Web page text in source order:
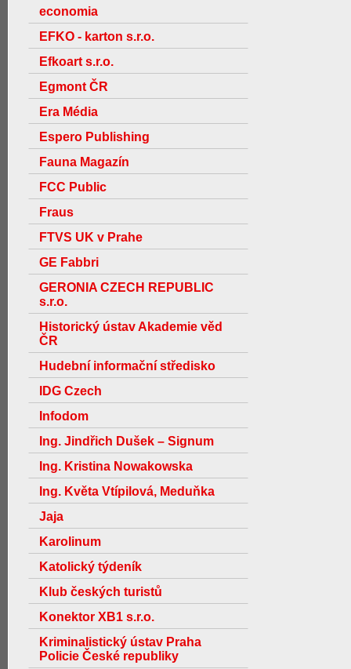
economia
EFKO - karton s.r.o.
Efkoart s.r.o.
Egmont ČR
Era Média
Espero Publishing
Fauna Magazín
FCC Public
Fraus
FTVS UK v Prahe
GE Fabbri
GERONIA CZECH REPUBLIC
s.r.o.
Historický ústav Akademie věd
ČR
Hudební informační středisko
IDG Czech
Infodom
Ing. Jindřich Dušek – Signum
Ing. Kristina Nowakowska
Ing. Květa Vtípilová, Meduňka
Jaja
Karolinum
Katolický týdeník
Klub českých turistů
Konektor XB1 s.r.o.
Kriminalistický ústav Praha
Policie České republiky